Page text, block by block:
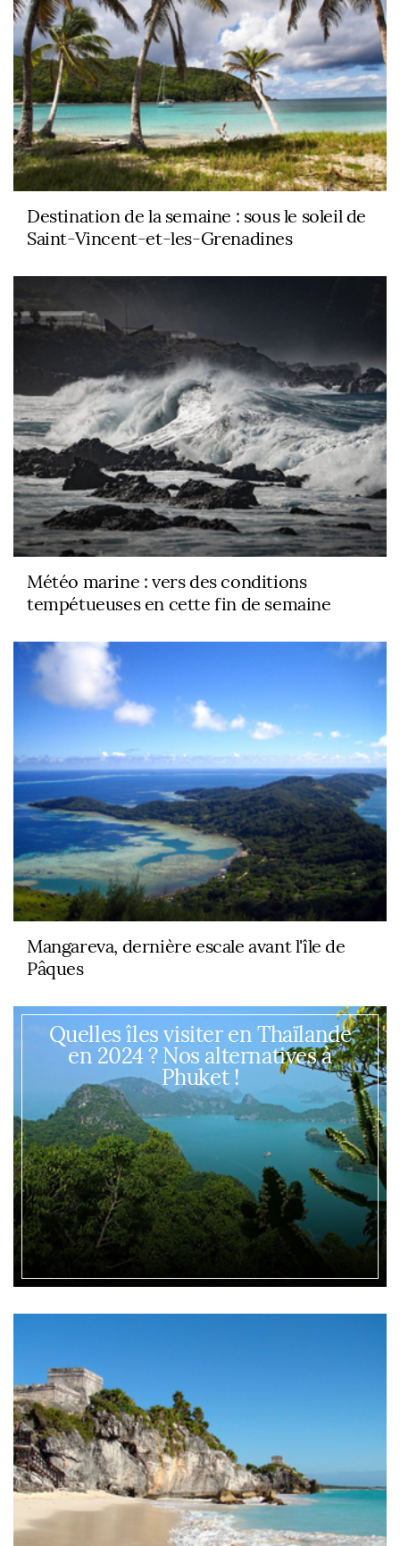
Destination de la semaine : sous le soleil de
Saint-Vincent-et-les-Grenadines
Météo marine : vers des conditions
tempétueuses en cette fin de semaine
Mangareva, dernière escale avant l'île de
Pâques
Quelles îles visiter en Thaïlande
en 2024 ? Nos alternatives à
Phuket !